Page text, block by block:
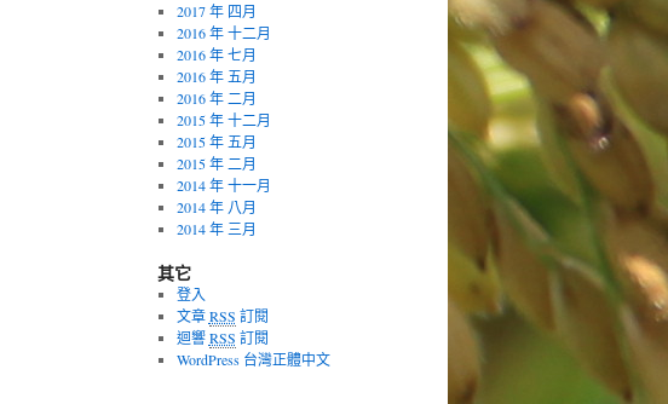
2017 年 四月
2016 年 十二月
2016 年 七月
2016 年 五月
2016 年 二月
2015 年 十二月
2015 年 五月
2015 年 二月
2014 年 十一月
2014 年 八月
2014 年 三月
其它
登入
文章RSS 訂閱
迴響RSS 訂閱
WordPress 台灣正體中文